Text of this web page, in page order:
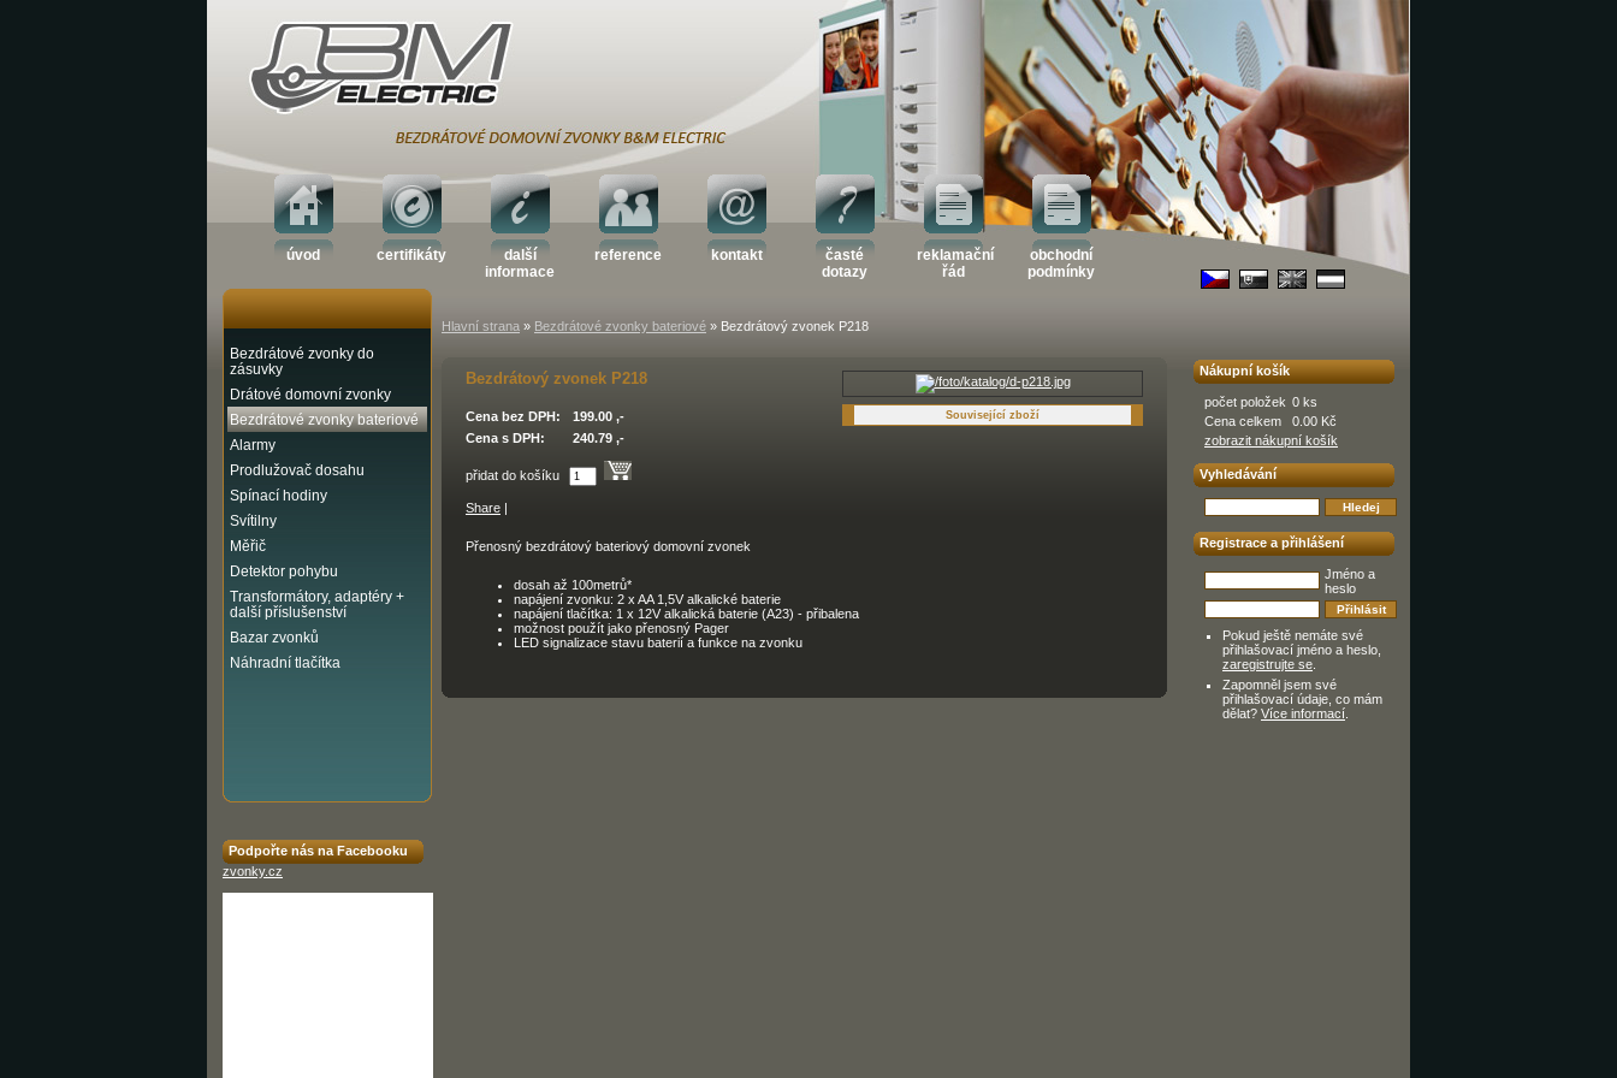
Hlavní strana » Bezdrátové zvonky bateriové » Bezdrátový zvonek P218
Související zboží
Bezdrátový zvonek P218
Cena bez DPH:
199.00 ,-
Cena s DPH:
240.79 ,-
přidat do košíku
Share |
Přenosný bezdrátový bateriový domovní zvonek
dosah až 100metrů*
napájení zvonku: 2 x AA 1,5V alkalické baterie
napájení tlačítka: 1 x 12V alkalická baterie (A23) - přibalena
možnost použít jako přenosný Pager
LED signalizace stavu baterií a funkce na zvonku
Nákupní košík
počet položek 0 ks
Cena celkem
0.00 Kč
zobrazit nákupní košík
Vyhledávání
Registrace a přihlášení
Jméno a
heslo
Pokud ještě nemáte své
přihlašovací jméno a heslo,
zaregistrujte se
Zapomněl jsem své
přihlašovací údaje, co mám
dělat? Více informací
Bezdrátové zvonky do
zásuvky
Drátové domovní zvonky
Bezdrátové zvonky bateriové
Alarmy
Prodlužovač dosahu
Spínací hodiny
Svítilny
Měřič
Detektor pohybu
Transformátory, adaptéry +
další příslušenství
Bazar zvonků
Náhradní tlačítka
Podpořte nás na Facebooku
zvonky.cz
úvod certifikáty
další
informace
reference kontakt
časté
dotazy
reklamační
řád
obchodní
podmínky